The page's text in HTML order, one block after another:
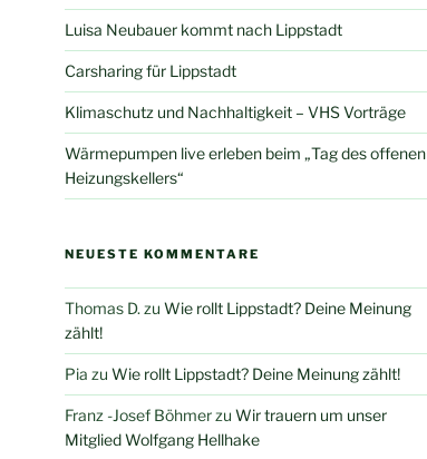
Luisa Neubauer kommt nach Lippstadt
Carsharing für Lippstadt
Klimaschutz und Nachhaltigkeit – VHS Vorträge
Wärmepumpen live erleben beim „Tag des offenen
Heizungskellers“
NEUESTE KOMMENTARE
Thomas D. zu Wie rollt Lippstadt? Deine Meinung
zählt!
Pia zu Wie rollt Lippstadt? Deine Meinung zählt!
Franz -Josef Böhmerzu Wir trauern um unser
Mitglied Wolfgang Hellhake